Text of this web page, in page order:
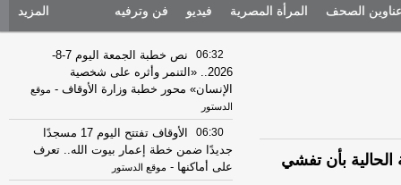
الصحف المرأة المصرية فيديو فن وترفيه المزيد
بأن تفشي
06:32
نص خطبة الجمعة اليوم 7-8-
2026.. «التنمر وأثره على شخصية
الإنسان» محور خطبة وزارة الأوقاف - موقع
الدستور
06:30
الأوقاف تفتتح اليوم 17 مسجدًا
جديدًا ضمن خطة إعمار بيوت الله.. تعرف
على أماكنها - موقع الدستور